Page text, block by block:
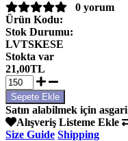
0 yorum
Ürün Kodu:
Stok Durumu:
LVTSKESE
Stokta var
21,00TL
Satın alabilmek için
Alışveriş Listeme Ekle
Size Guide Shipping